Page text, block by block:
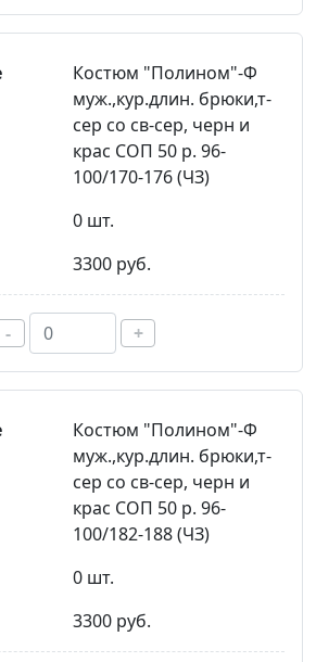
Костюм "Полином"-Ф
муж.,кур.длин. брюки,т-
сер со св-сер, черн и
крас СОП 50 р. 96-
100/170-176 (ЧЗ)
0 шт.
3300 руб.
- +
Костюм "Полином"-Ф
муж.,кур.длин. брюки,т-
сер со св-сер, черн и
крас СОП 50 р. 96-
100/182-188 (ЧЗ)
0 шт.
3300 руб.